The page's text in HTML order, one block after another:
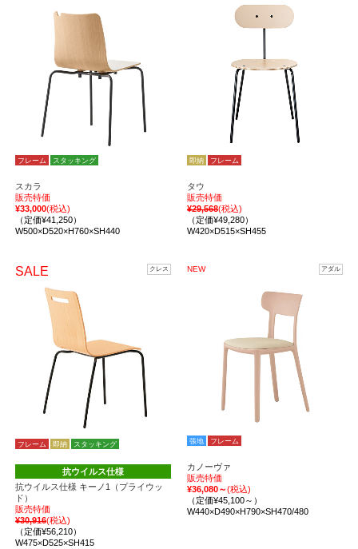
フレーム スタッキング
スカラ
販売特価
¥33,000(税込)
（定価¥41,250）
W500×D520×H760×SH440
即納 フレーム
タウ
販売特価
¥29,568(税込)
（定価¥49,280）
W420×D515×SH455
SALE クレス
フレーム 即納 スタッキング
抗ウイルス仕様
抗ウイルス仕様 キーノ1（プライウッ
ド）
販売特価
¥30,916(税込)
（定価¥56,210）
W475×D525×SH415
NEW アダル
張地 フレーム
カノーヴァ
販売特価
¥36,080～(税込)
（定価¥45,100～）
W440×D490×H790×SH470/480